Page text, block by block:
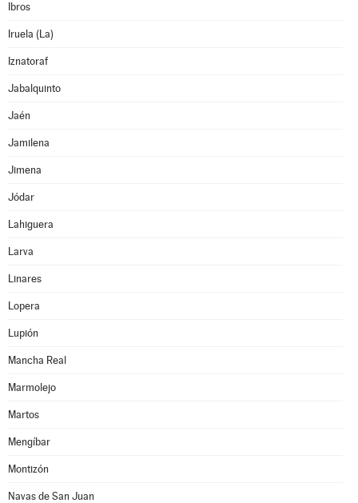
Ibros
Iruela (La)
Iznatoraf
Jabalquinto
Jaén
Jamilena
Jimena
Jódar
Lahiguera
Larva
Linares
Lopera
Lupión
Mancha Real
Marmolejo
Martos
Mengíbar
Montizón
Navas de San Juan